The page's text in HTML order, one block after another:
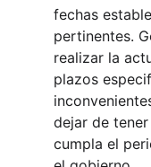
fechas
pertinentes.
realizar la
plazos
dejar de
cumpla el